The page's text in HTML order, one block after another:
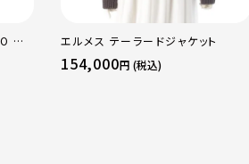
エルメス テーラードジャケット
154,000円 (税込)